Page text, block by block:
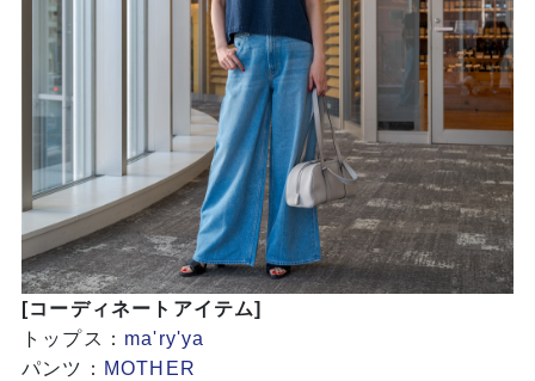
[コーディネートアイテム]
トップス： ma'ry'ya
パンツ： MOTHER